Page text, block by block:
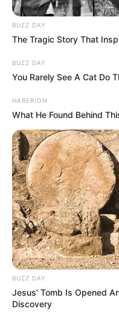
BUZZ DAY
The Tragic Story That
BUZZ DAY
You Rarely See A Cat Do
HABERION
What He Found Behind
BUZZ DAY
Jesus' Tomb Is Opened
Discovery